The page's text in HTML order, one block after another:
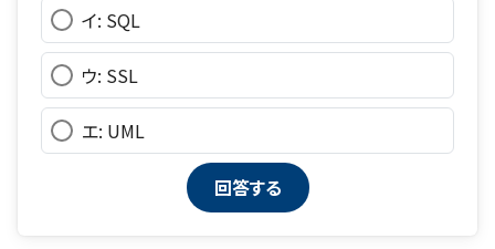
イ: SQL
ウ: SSL
エ: UML